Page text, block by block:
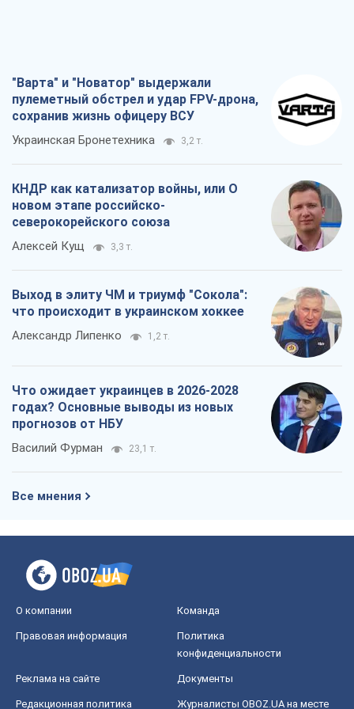
"Варта" и "Новатор" выдержали
пулеметный обстрел и удар FPV-дрона,
сохранив жизнь офицеру ВСУ
Украинская Бронетехника 3,2 т.
КНДР как катализатор войны, или О
новом этапе российско-
северокорейского союза
Алексей Кущ 3,3 т.
Выход в элиту ЧМ и триумф "Сокола":
что происходит в украинском хоккее
Александр Липенко 1,2 т.
Что ожидает украинцев в 2026-2028
годах? Основные выводы из новых
прогнозов от НБУ
Василий Фурман 23,1 т.
Все мнения
О компании Команда
Правовая информация
Политика
конфиденциальности
Реклама на сайте Документы
Редакционная политика Журналисты OBOZ.UA на месте